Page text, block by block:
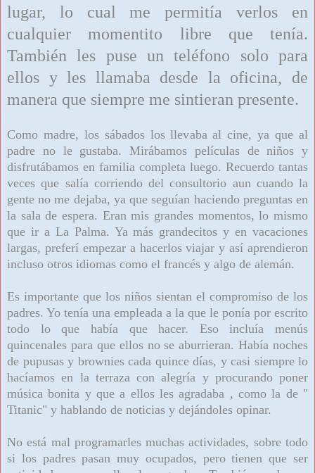
lugar, lo cual me permitía verlos en
cualquier momentito libre que tenía.
También les puse un teléfono solo para
ellos y les llamaba desde la oficina, de
manera que siempre me sintieran presente.
Como madre, los sábados los llevaba al cine, ya que al
padre no le gustaba. Mirábamos películas de niños y
disfrutábamos en familia completa luego. Recuerdo tantas
veces que salía corriendo del consultorio aun cuando la
gente no me dejaba, ya que seguían haciendo preguntas en
la sala de espera. Eran mis grandes momentos, lo mismo
que ir a La Palma. Ya más grandecitos y en vacaciones
largas, preferí empezar a hacerlos viajar y así aprendieron
incluso otros idiomas como el francés y algo de alemán.
Es importante que los niños sientan el compromiso de los
padres. Yo tenía una empleada a la que le ponía por escrito
todo lo que había que hacer. Eso incluía menús
quincenales para que ellos no se aburrieran. Había noches
de pupusas y brownies cada quince días, y casi siempre lo
hacíamos en la terraza con alegría y procurando poner
música bonita y que a ellos les agradaba , como la de "
Titanic" y hablando de noticias y dejándoles opinar.
No está mal programarles muchas actividades, sobre todo
si los padres pasan muy ocupados, pero tienen que ser